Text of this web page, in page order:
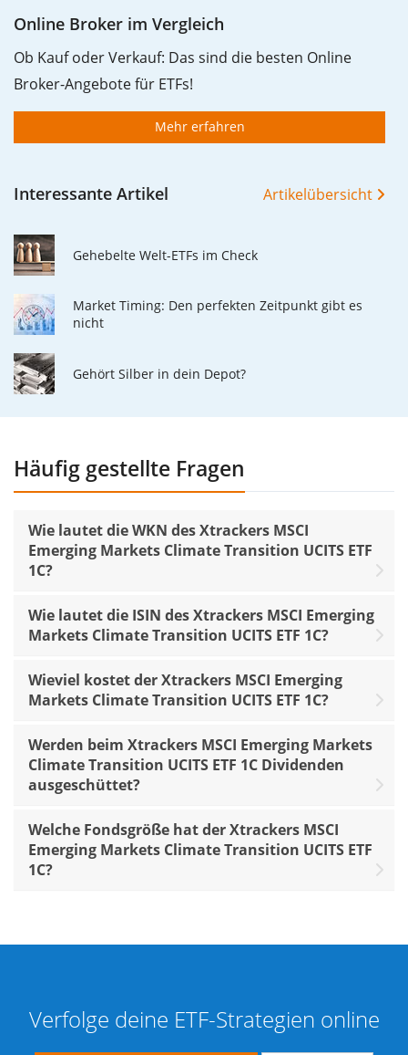
Online Broker im Vergleich
Ob Kauf oder Verkauf: Das sind die besten Online
Broker-Angebote für ETFs!
Mehr erfahren
Interessante Artikel Artikelübersicht
Gehebelte Welt-ETFs im Check
Market Timing: Den perfekten Zeitpunkt gibt es
nicht
Gehört Silber in dein Depot?
Häufig gestellte Fragen
Wie lautet die WKN des Xtrackers MSCI
Emerging Markets Climate Transition UCITS ETF
1C?
Wie lautet die ISIN des Xtrackers MSCI Emerging
Markets Climate Transition UCITS ETF 1C?
Wieviel kostet der Xtrackers MSCI Emerging
Markets Climate Transition UCITS ETF 1C?
Werden beim Xtrackers MSCI Emerging Markets
Climate Transition UCITS ETF 1C Dividenden
ausgeschüttet?
Welche Fondsgröße hat der Xtrackers MSCI
Emerging Markets Climate Transition UCITS ETF
1C?
Verfolge deine ETF-Strategien online